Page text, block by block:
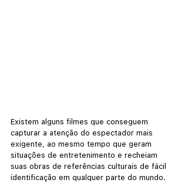
Existem alguns filmes que conseguem
capturar a atenção do espectador mais
exigente, ao mesmo tempo que geram
situações de entretenimento e recheiam
suas obras de referências culturais de fácil
identificação em qualquer parte do mundo.